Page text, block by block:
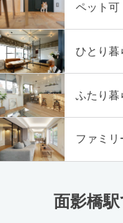
ペット可
ひとり暮
ふたり暮
ファミリ
面影橋